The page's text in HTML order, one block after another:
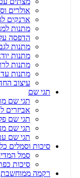
אולרים
ארנקים
מתנות
הדפסה
מתנות
מתנות
מתנות
מתנות עד 50 ש”ח
עיצוב
תגי שם
תגי שם
אביזרים
תגי שם
תגי שם
תגי שם
סיכות וסמלים
סמל
סיכות
רקמה ממוחשבת